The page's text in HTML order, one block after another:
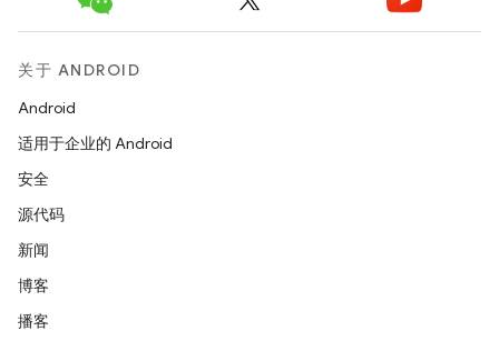
关于 ANDROID
Android
适用于企业的 Android
安全
源代码
新闻
博客
播客